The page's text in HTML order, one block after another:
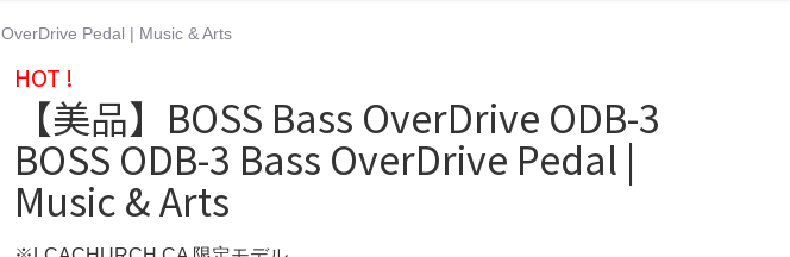
Pedal | Music & Arts
HOT !
【美品】BOSS Bass OverDrive ODB-3
BOSS ODB-3 Bass OverDrive Pedal |
Music & Arts